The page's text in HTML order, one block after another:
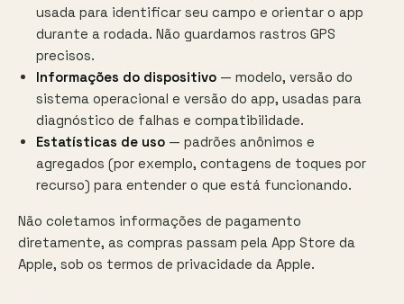
usada para identificar seu campo e orientar o app
durante a rodada. Não guardamos rastros GPS
precisos.
Informações do dispositivo — modelo, versão do
sistema operacional e versão do app, usadas para
diagnóstico de falhas e compatibilidade.
Estatísticas de uso — padrões anônimos e
agregados (por exemplo, contagens de toques por
recurso) para entender o que está funcionando.
Não coletamos informações de pagamento
diretamente, as compras passam pela App Store da
Apple, sob os termos de privacidade da Apple.